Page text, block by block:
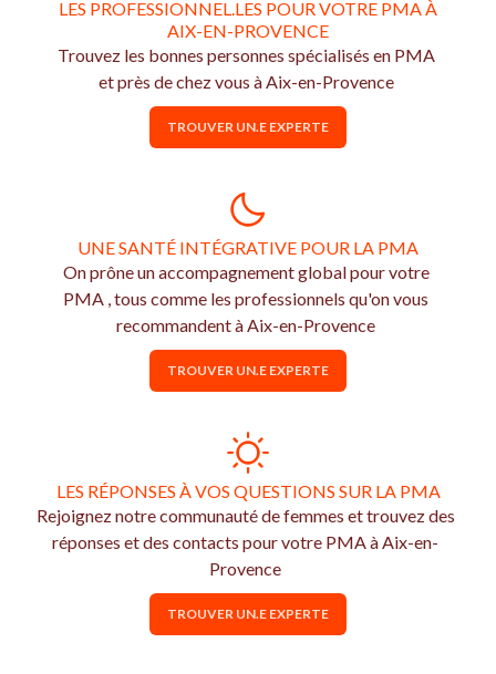
LES PROFESSIONNEL.LES POUR VOTRE PMA À
AIX-EN-PROVENCE
Trouvez les bonnes personnes spécialisés en PMA
et près de chez vous à Aix-en-Provence
TROUVER UN.E EXPERTE
UNE SANTÉ INTÉGRATIVE POUR LA PMA
On prône un accompagnement global pour votre
PMA , tous comme les professionnels qu'on vous
recommandent à Aix-en-Provence
TROUVER UN.E EXPERTE
LES RÉPONSES À VOS QUESTIONS SUR LA PMA
Rejoignez notre communauté de femmes et trouvez des
réponses et des contacts pour votre PMA à Aix-en-
Provence
TROUVER UN.E EXPERTE